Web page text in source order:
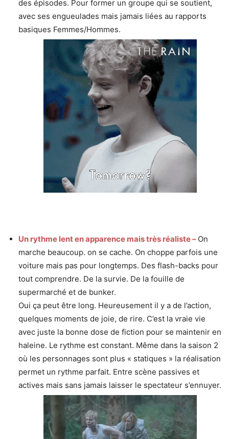
des épisodes. Pour former un groupe qui se soutient,
avec ses engueulades mais jamais liées au rapports
basiques Femmes/Hommes.
Un rythme lent en apparence mais très réaliste – On
marche beaucoup. on se cache. On choppe parfois une
voiture mais pas pour longtemps. Des flash-backs pour
tout comprendre. De la survie. De la fouille de
supermarché et de bunker.
Oui ça peut être long. Heureusement il y a de l’action,
quelques moments de joie, de rire. C’est la vraie vie
avec juste la bonne dose de fiction pour se maintenir en
haleine. Le rythme est constant. Même dans la saison 2
où les personnages sont plus « statiques » la réalisation
permet un rythme parfait. Entre scène passives et
actives mais sans jamais laisser le spectateur s’ennuyer.